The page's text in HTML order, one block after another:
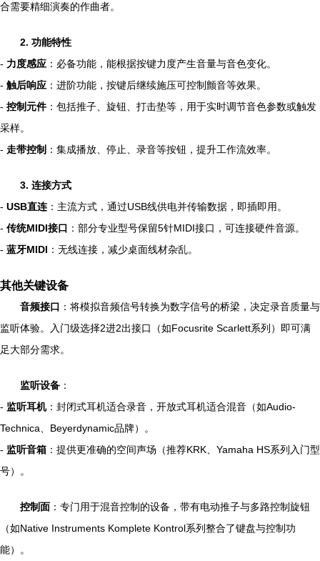
合需要精细演奏的作曲者。
2. 功能特性
- 力度感应 ：必备功能，能根据按键力度产生音量与音色变化。
- 触后响应 ：进阶功能，按键后继续施压可控制颤音等效果。
- 控制元件：包括推子、旋钮、打击垫等，用于实时调节音色参数或触发
采样。
- 走带控制 ：集成播放、停止、录音等按钮，提升工作流效率。
3. 连接方式
- USB直连 ：主流方式，通过USB线供电并传输数据，即插即用。
- 传统MIDI接口 ：部分专业型号保留5针MIDI接口，可连接硬件音源。
- 蓝牙MIDI ：无线连接，减少桌面线材杂乱。
其他关键设备
音频接口 ：将模拟音频信号转换为数字信号的桥梁，决定录音质量与
监听体验。入门级选择2进2出接口（如Focusrite Scarlett系列）即可满
足大部分需求。
监听设备 ：
- 监听耳机：封闭式耳机适合录音，开放式耳机适合混音（如Audio-
Technica、Beyerdynamic品牌）。
- 监听音箱 ：提供更准确的空间声场（推荐KRK、Yamaha HS系列入门型
号）。
控制面 ：专门用于混音控制的设备，带有电动推子与多路控制旋钮
（如Native Instruments Komplete Kontrol系列整合了键盘与控制功
能）。